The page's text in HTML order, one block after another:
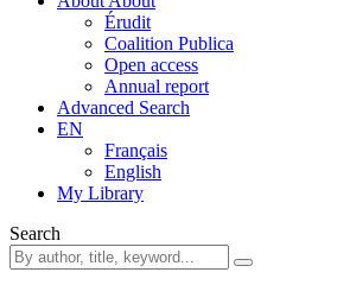
Érudit
Coalition Publica
Open access
Annual report
Advanced Search
EN
Français
English
My Library
Search